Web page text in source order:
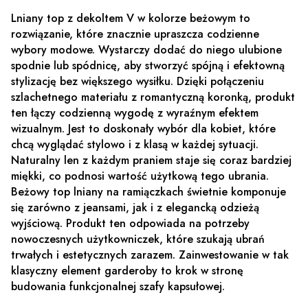
Lniany top z dekoltem V w kolorze beżowym to
rozwiązanie, które znacznie upraszcza codzienne
wybory modowe. Wystarczy dodać do niego ulubione
spodnie lub spódnicę, aby stworzyć spójną i efektowną
stylizację bez większego wysiłku. Dzięki połączeniu
szlachetnego materiału z romantyczną koronką, produkt
ten łączy codzienną wygodę z wyraźnym efektem
wizualnym. Jest to doskonały wybór dla kobiet, które
chcą wyglądać stylowo i z klasą w każdej sytuacji.
Naturalny len z każdym praniem staje się coraz bardziej
miękki, co podnosi wartość użytkową tego ubrania.
Beżowy top lniany na ramiączkach świetnie komponuje
się zarówno z jeansami, jak i z elegancką odzieżą
wyjściową. Produkt ten odpowiada na potrzeby
nowoczesnych użytkowniczek, które szukają ubrań
trwałych i estetycznych zarazem. Zainwestowanie w tak
klasyczny element garderoby to krok w stronę
budowania funkcjonalnej szafy kapsułowej.